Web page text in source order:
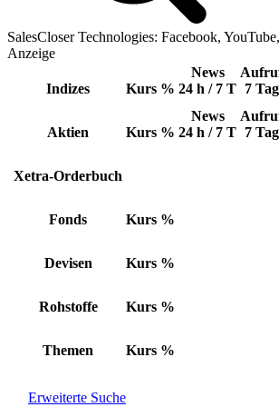
SalesCloser Technologies: Facebook,
Anzeige
Indizes Kurs %
News
24 h / 7 T 7
Aktien Kurs %
News
24 h / 7 T 7
Xetra-Orderbuch
Fonds Kurs %
Devisen Kurs %
Rohstoffe Kurs %
Themen Kurs %
Erweiterte Suche